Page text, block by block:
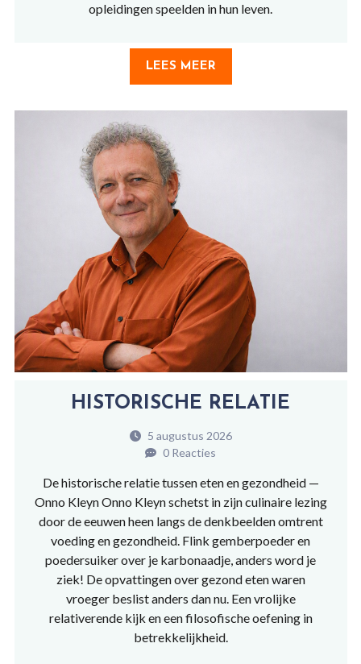
opleidingen speelden in hun leven.
LEES MEER
HISTORISCHE RELATIE
5 augustus 2026
0 Reacties
De historische relatie tussen eten en gezondheid —
Onno Kleyn Onno Kleyn schetst in zijn culinaire lezing
door de eeuwen heen langs de denkbeelden omtrent
voeding en gezondheid. Flink gemberpoeder en
poedersuiker over je karbonaadje, anders word je
ziek! De opvattingen over gezond eten waren
vroeger beslist anders dan nu. Een vrolijke
relativerende kijk en een filosofische oefening in
betrekkelijkheid.